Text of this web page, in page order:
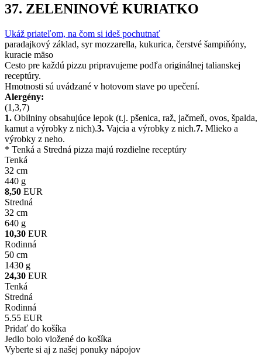
37. ZELENINOVÉ KURIATKO
Ukáž priateľom, na čom si ideš pochutnať
paradajkový základ, syr mozzarella, kukurica, čerstvé šampiňóny,
kuracie mäso
Cesto pre každú pizzu pripravujeme podľa originálnej talianskej
receptúry.
Hmotnosti sú uvádzané v hotovom stave po upečení.
Alergény:
(1,3,7)
1. Obilniny obsahujúce lepok (t.j. pšenica, raž, jačmeň, ovos, špalda,
kamut a výrobky z nich).3. Vajcia a výrobky z nich.7. Mlieko a
výrobky z neho.
* Tenká a Stredná pizza majú rozdielne receptúry
Tenká
32 cm
440 g
8,50 EUR
Stredná
32 cm
640 g
10,30 EUR
Rodinná
50 cm
1430 g
24,30 EUR
Tenká
Stredná
Rodinná
5.55 EUR
Pridať do košíka
Jedlo bolo vložené do košíka
Vyberte si aj z našej ponuky nápojov